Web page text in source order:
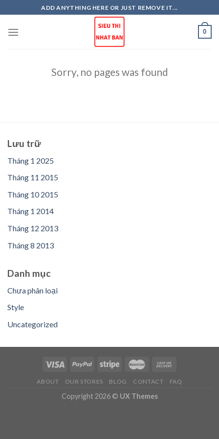
to
content
ADD ANYTHING HERE OR JUST REMOVE IT...
0
Sorry, no pages was found
Lưu trữ
Tháng 1 2025
Tháng 11 2015
Tháng 10 2015
Tháng 1 2014
Tháng 12 2013
Tháng 8 2013
Danh mục
Chưa phân loại
Style
Uncategorized
ABOUT OUR STORES BLOG CONTACT FAQ
Copyright 2026 © UX Themes